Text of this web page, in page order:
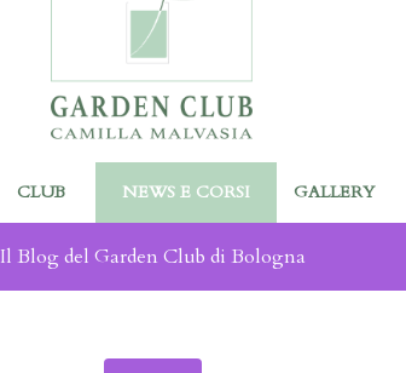
CLUB NEWS E CORSI GALLERY
Il Blog del Garden Club di Bologna